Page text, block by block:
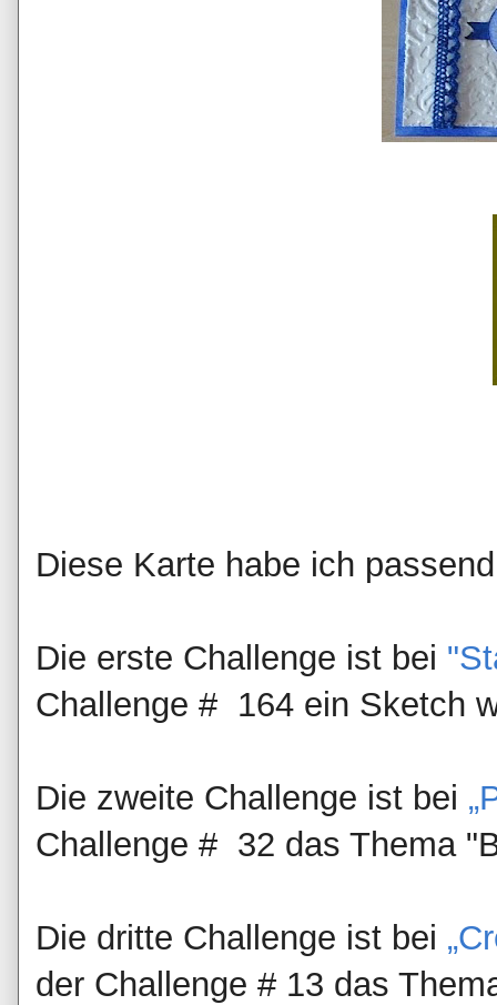
Diese Karte habe ich
Die erste Challenge ist bei
Challenge # 164 ein Sketch
Die zweite Challenge ist bei
Challenge # 32 das Thema
Die dritte Challenge ist bei
der Challenge # 13 das